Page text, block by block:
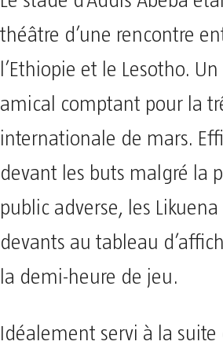
théâtre d’une rencontre
l’Ethiopie et le Lesotho.
amical comptant pour la
internationale de mars.
devant les buts malgré la
public adverse, les
devants au tableau
la demi-heure de jeu.
Idéalement servi à la suite